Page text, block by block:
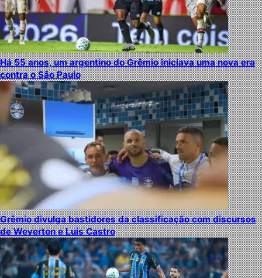
Há 55 anos, um argentino do Grêmio iniciava uma nova era
contra o São Paulo
Grêmio divulga bastidores da classificação com discursos
de Weverton e Luís Castro